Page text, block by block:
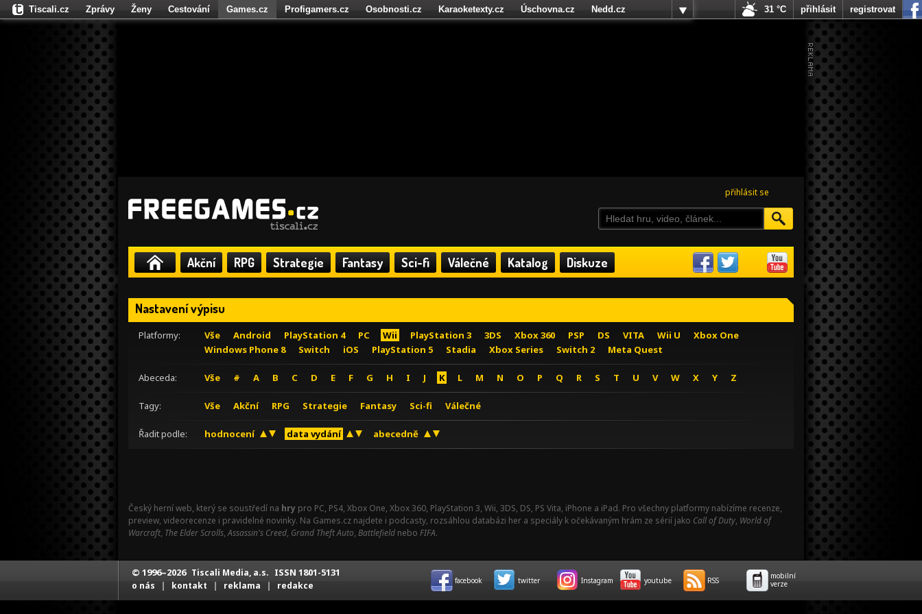
přihlásit se
Akční RPG Strategie Fantasy Sci-fi Válečné Katalog Diskuze
Nastavení výpisu
Platformy: Vše Android PlayStation 4 PC Wii PlayStation 3 3DS Xbox 360 PSP DS VITA Wii U
Xbox One
Windows Phone 8
Switch iOS PlayStation 5 Stadia Xbox Series Switch 2 Meta Quest
Abeceda: Vše # A B C D E F G H I J K L M N O P Q R S T U V W X Y Z
Tagy: Vše Akční RPG Strategie Fantasy Sci-fi Válečné
Řadit podle: hodnocení data vydání abecedně
Český herní web, který se soustředí na hry pro PC, PS4, Xbox One, Xbox 360, PlayStation 3, Wii, 3DS, DS, PS Vita, iPhone a iPad. Pro všechny platformy nabízíme recenze,
preview, videorecenze i pravidelné novinky. Na Games.cz najdete i podcasty, rozsáhlou databázi her a speciály k očekávaným hrám ze sérií jako Call of Duty, World of
Warcraft, The Elder Scrolls,Assassin's Creed, Grand Theft Auto, Battlefield nebo FIFA.
Tiscali.cz Zprávy Ženy Cestování Games.cz Profigamers.cz Osobnosti.cz Karaoketexty.cz Úschovna.cz
Nedd.cz
Fights.cz
31 °C přihlásit registrovat
© 1996–2026 Tiscali Media, a.s. ISSN 1801-5131
o nás | kontakt | reklama | redakce facebook twitter Instagram youtube RSS
mobilní
verze